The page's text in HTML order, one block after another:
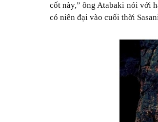
cốt này,” ông Atabaki nói với
có niên đại vào cuối thời